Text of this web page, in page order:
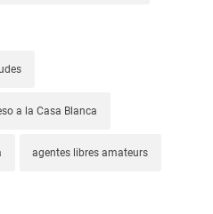
a la Casa Blanca
agentes libres amateurs